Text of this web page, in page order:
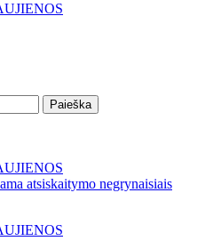
atsiskaitymo negrynaisiais